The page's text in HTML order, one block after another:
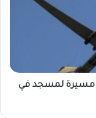
مسيرة لمسجد في